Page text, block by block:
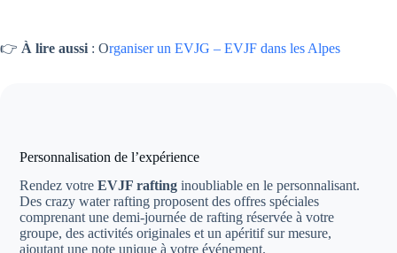
👉 À lire aussi : Organiser un EVJG – EVJF dans les Alpes
Personnalisation de l’expérience
Rendez votreEVJF rafting inoubliable en le personnalisant.
Des crazy water rafting proposent des offres spéciales
comprenant une demi-journée de rafting réservée à votre
groupe, des activités originales et un apéritif sur mesure,
ajoutant une note unique à votre événement.